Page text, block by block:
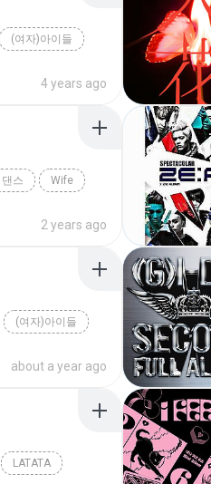
(여자)아이들
4 years ago
댄스 Wife
2 years ago
(여자)아이들
about a year ago
LATATA